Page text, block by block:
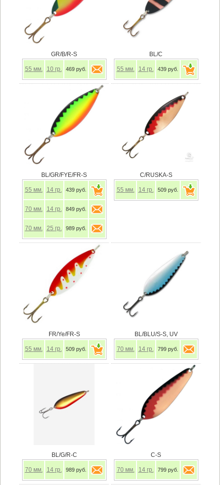
GR/B/R-S
55 мм. 10 гр. 469 руб.
BL/C
55 мм. 14 гр. 439 руб.
BL/GR/FYE/FR-S
55 мм. 14 гр. 439 руб.
70 мм. 14 гр. 849 руб.
70 мм. 25 гр. 989 руб.
C/RUSKA-S
55 мм. 14 гр. 509 руб.
FR/Ye/FR-S
55 мм. 14 гр. 509 руб.
BL/BLU/S-S, UV
70 мм. 14 гр. 799 руб.
BL/G/R-C
70 мм. 14 гр. 989 руб.
C-S
70 мм. 14 гр. 799 руб.